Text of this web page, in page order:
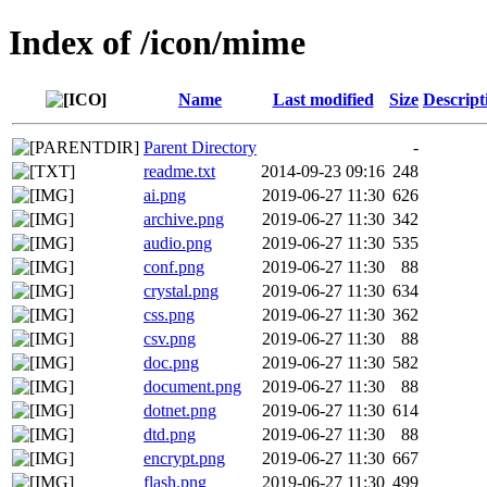
Index of /icon/mime
Name Last modified Size
Parent Directory
-
readme.txt
2014-09-23 09:16 248
ai.png
2019-06-27 11:30 626
archive.png
2019-06-27 11:30 342
audio.png
2019-06-27 11:30 535
conf.png
2019-06-27 11:30
88
crystal.png
2019-06-27 11:30 634
css.png
2019-06-27 11:30 362
csv.png
2019-06-27 11:30
88
doc.png
2019-06-27 11:30 582
document.png
2019-06-27 11:30
88
dotnet.png
2019-06-27 11:30 614
dtd.png
2019-06-27 11:30
88
encrypt.png
2019-06-27 11:30 667
flash.png
2019-06-27 11:30 499